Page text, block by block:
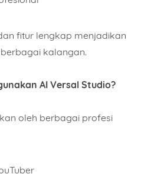
fitur lengkap menjadikan
kalangan.
AI Versal Studio?
oleh berbagai profesi
WhatsApp application.
NOW